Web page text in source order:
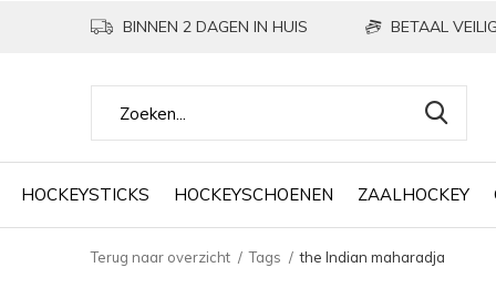
HOCKEYSTICKS HOCKEYSCHOENEN ZAALHOCKEY
BINNEN 2 DAGEN IN HUIS BETAAL
Terug naar overzicht Tags the Indian maharadja